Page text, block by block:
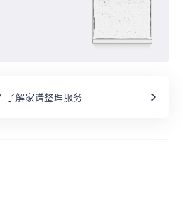
了解家谱整理服务